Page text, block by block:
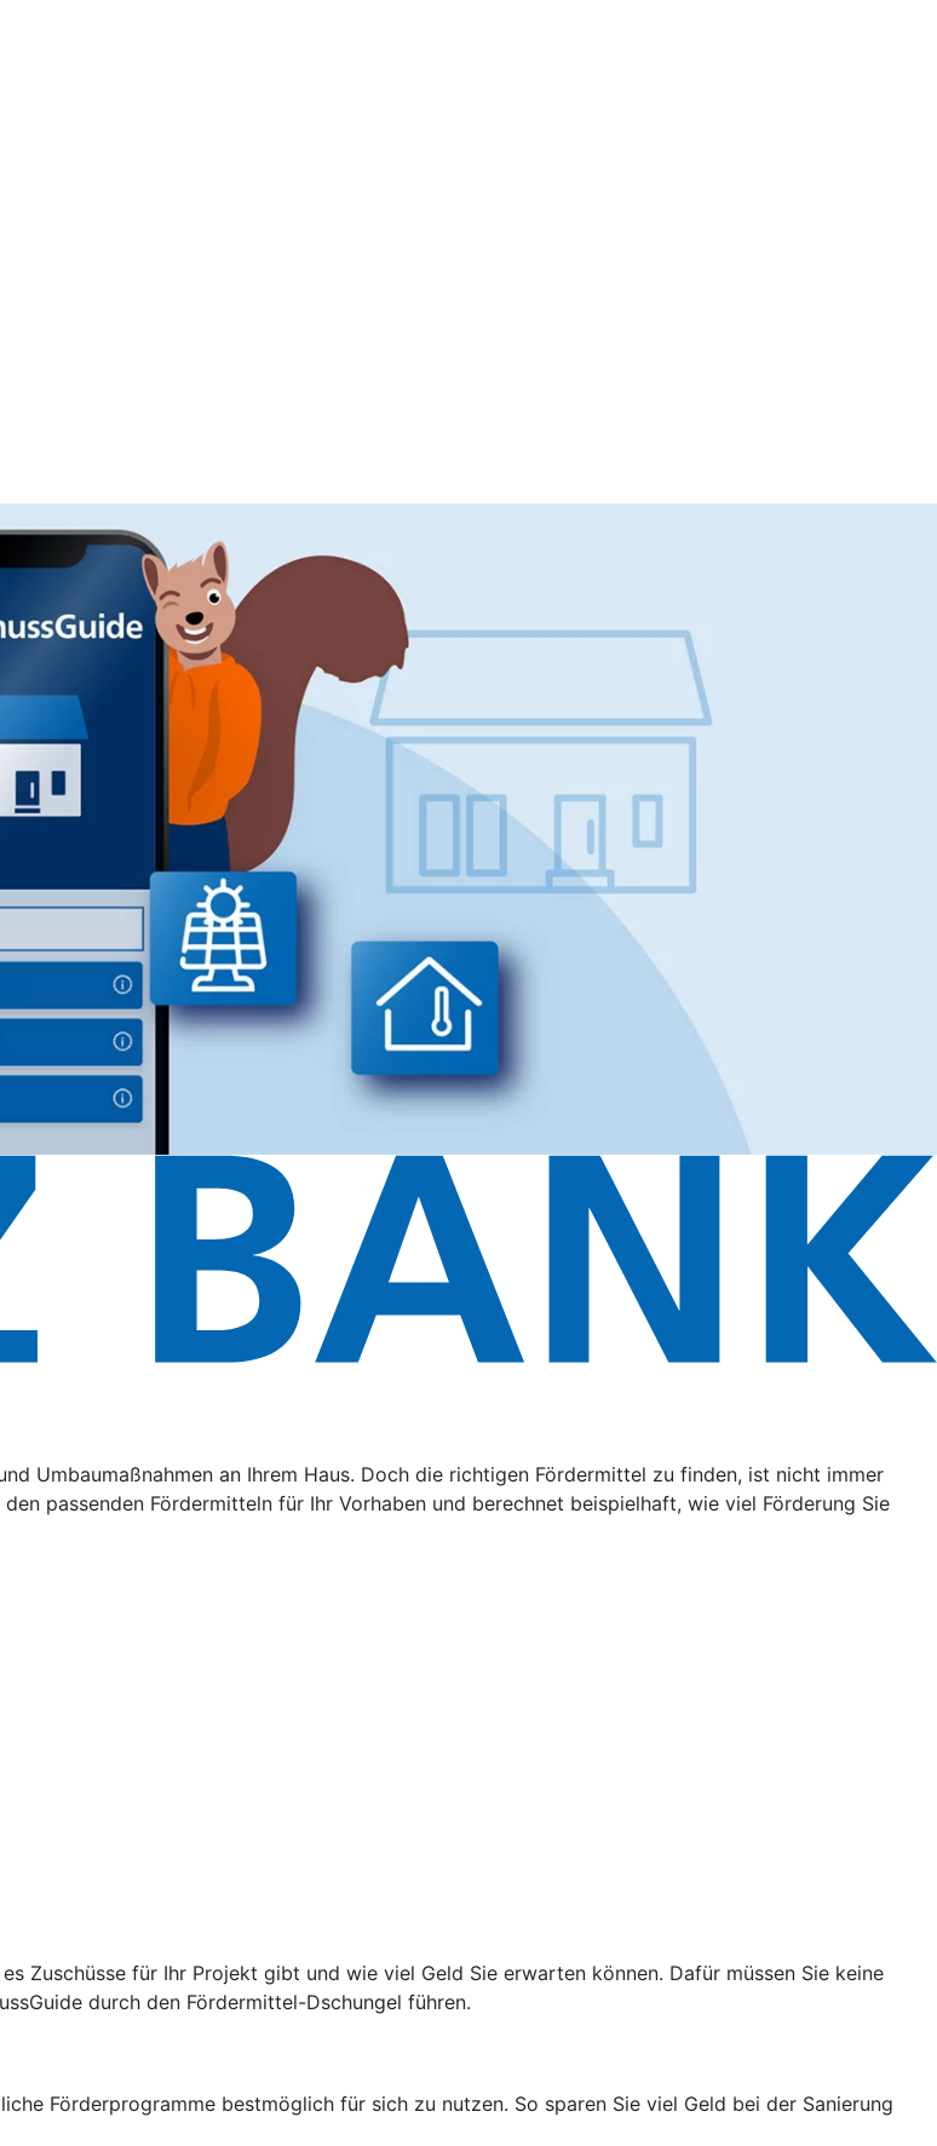
Umbaumaßnahmen an Ihrem Haus. Doch die richtigen Fördermittel zu finden, ist nicht immer
passenden Fördermitteln für Ihr Vorhaben und berechnet beispielhaft, wie viel Förderung Sie
Zuschüsse für Ihr Projekt gibt und wie viel Geld Sie erwarten können. Dafür müssen Sie keine
durch den Fördermittel-Dschungel führen.
Förderprogramme bestmöglich für sich zu nutzen. So sparen Sie viel Geld bei der Sanierung